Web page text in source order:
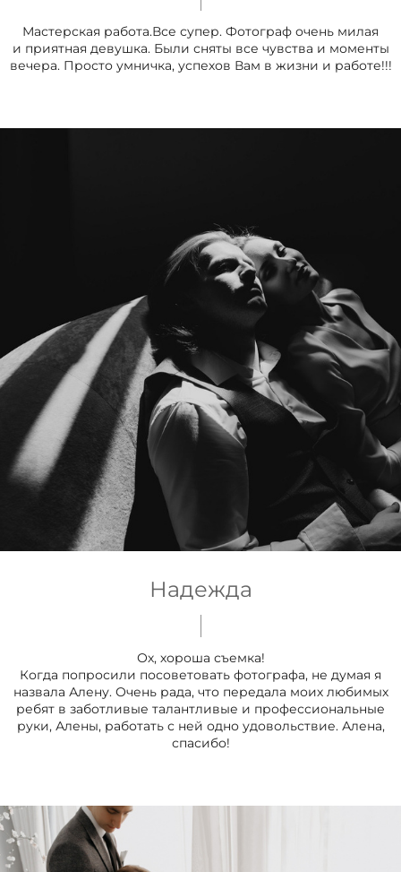
Мастерская работа.Все супер. Фотограф очень милая
и приятная девушка. Были сняты все чувства и моменты
вечера. Просто умничка, успехов Вам в жизни и работе!!!
Надежда
Ох, хороша съемка!
Когда попросили посоветовать фотографа, не думая я
назвала Алену. Очень рада, что передала моих любимых
ребят в заботливые талантливые и профессиональные
руки, Алены, работать с ней одно удовольствие. Алена,
спасибо!